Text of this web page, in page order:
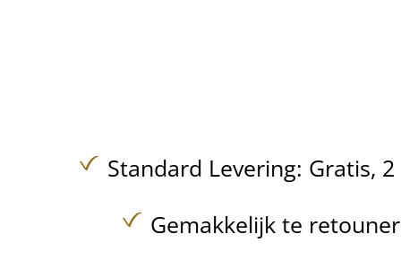
Standard Levering: Gratis,
Gemakkelijk te